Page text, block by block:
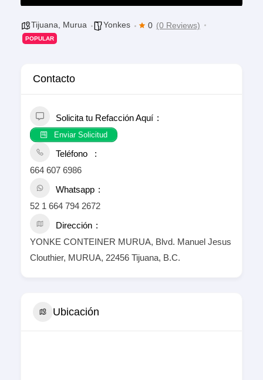
Tijuana Murua Yonkes 0 (0 Reviews)
POPULAR
Contacto
Solicita tu Refacción Aquí
Enviar Solicitud
Teléfono
664 607 6986
Whatsapp
52 1 664 794 2672
Dirección
YONKE CONTEINER MURUA, Blvd. Manuel Jesus
Clouthier, MURUA, 22456 Tijuana, B.C.
Ubicación